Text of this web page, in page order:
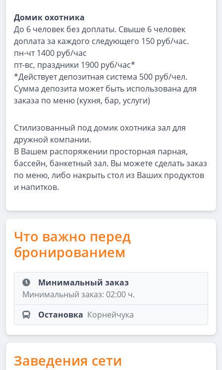
Домик охотника
До 6 человек без доплаты. Свыше 6 человек
доплата за каждого следующего 150 руб/час.
пн-чт 1400 руб/час
пт-вс, праздники 1900 руб/час*
*Действует депозитная система 500 руб/чел.
Сумма депозита может быть использована для
заказа по меню (кухня, бар, услуги)
Стилизованный под домик охотника зал для
дружной компании.
В Вашем распоряжении просторная парная,
бассейн, банкетный зал. Вы можете сделать заказ
по меню, либо накрыть стол из Ваших продуктов
и напитков.
Что важно перед
бронированием
Минимальный заказ
Минимальный заказ: 02:00 ч.
Остановка Корнейчука
Заведения сети